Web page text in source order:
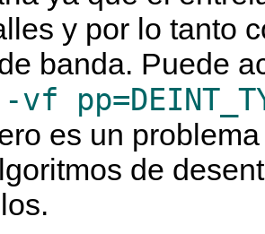
y por lo tanto
banda. Puede
-vf
es un
de